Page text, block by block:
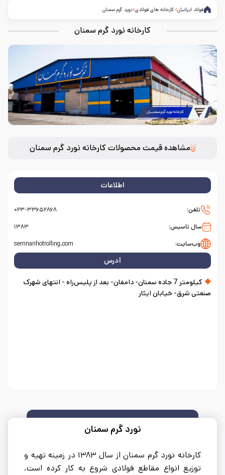
فولاد ایرانیان کارخانه های فولادی نورد گرم سمنان
کارخانه نورد گرم سمنان
مشاهده قیمت محصولات کارخانه نورد گرم سمنان
اطلاعات
تلفن:
۰۲۳-۳۳۶۵۲۸۶۸
سال تاسیس:
۱۳۸۳
وب‌سایت:
semnanhotrolling.com
آدرس
کیلومتر 7 جاده سمنان- دامغان- بعد از پلیس‌راه - انتهای شهرک
صنعتی شرق- خیابان ایثار
نورد گرم سمنان
کارخانه نورد گرم سمنان از سال ۱۳۸۳ در زمینه تهیه و
توزیع انواع مقاطع فولادی شروع به کار کرده است.